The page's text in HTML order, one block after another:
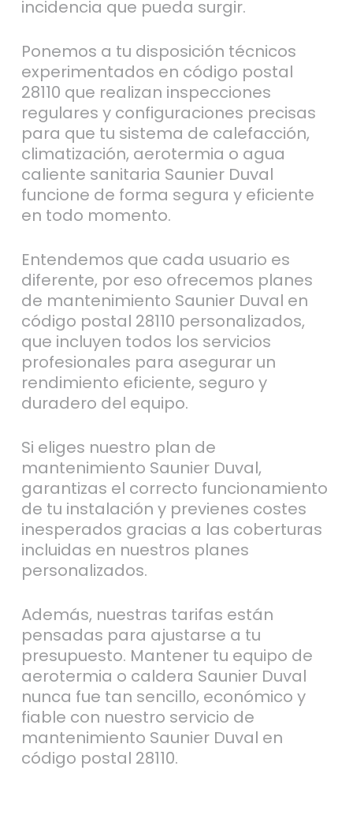
incidencia que pueda surgir.
Ponemos a tu disposición técnicos
experimentados en código postal
28110 que realizan inspecciones
regulares y configuraciones precisas
para que tu sistema de calefacción,
climatización, aerotermia o agua
caliente sanitaria Saunier Duval
funcione de forma segura y eficiente
en todo momento.
Entendemos que cada usuario es
diferente, por eso ofrecemos planes
de mantenimiento Saunier Duval en
código postal 28110 personalizados,
que incluyen todos los servicios
profesionales para asegurar un
rendimiento eficiente, seguro y
duradero del equipo.
Si eliges nuestro plan de
mantenimiento Saunier Duval,
garantizas el correcto funcionamiento
de tu instalación y previenes costes
inesperados gracias a las coberturas
incluidas en nuestros planes
personalizados.
Además, nuestras tarifas están
pensadas para ajustarse a tu
presupuesto. Mantener tu equipo de
aerotermia o caldera Saunier Duval
nunca fue tan sencillo, económico y
fiable con nuestro servicio de
mantenimiento Saunier Duval en
código postal 28110.